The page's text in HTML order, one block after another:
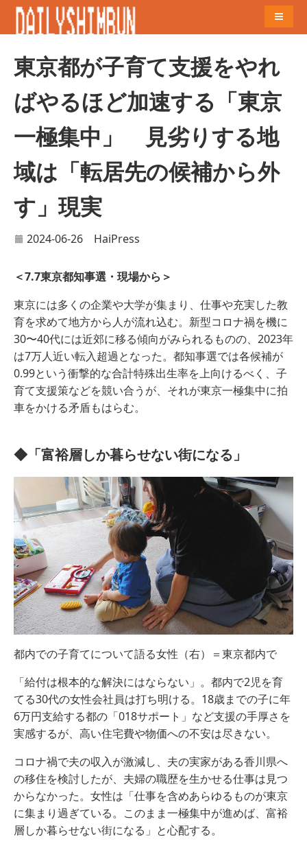
東京都が子育て支援をやれ
ばやるほど加速する「東京
一極集中」 見劣りする地
域は「転居先の候補から外
す」現実
2024-06-26 HaiPress
＜7.7東京都知事選・現場から＞
東京には多くの企業や大学が集まり、仕事や充実した教
育を求めて地方から人が流れ込む。新型コロナ禍を機に
30〜40代には近郊に移る傾向がみられるものの、2023年
は7万人近い転入超過となった。都知事選では各候補が
0.99という衝撃的な合計特殊出生率を上向けるべく、子
育て支援策などを競い合うが、それが東京一極集中に拍
車をかける矛盾もはらむ。
◆「富裕層しか暮らせない街になる」
都内での子育てについて語る女性（右）＝東京都内で
「給付は根本的な解決にはならない」。都内で2児を育
てる30代の女性会社員は打ち明ける。18歳までの子に年
6万円支給する都の「018サポート」など支援の手厚さを
実感するが、高い住宅費や物価への不安は尽きない。
コロナ禍で夫の収入が激減し、夫の実家がある香川県へ
の移住を検討したが、夫婦の職歴を生かせる仕事は見つ
からなかった。女性は「仕事を含めあらゆるものが東京
に集まり過ぎている。このまま一極集中が進めば、富裕
層しか暮らせない街になる」と心配する。